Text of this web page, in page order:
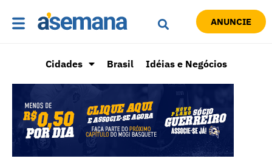
ANUNCIE
Cidades Brasil Idéias e Negócios